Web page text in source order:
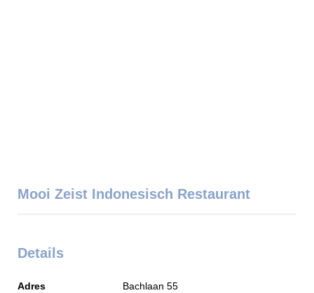
Mooi Zeist Indonesisch Restaurant
Details
Adres
Bachlaan 55